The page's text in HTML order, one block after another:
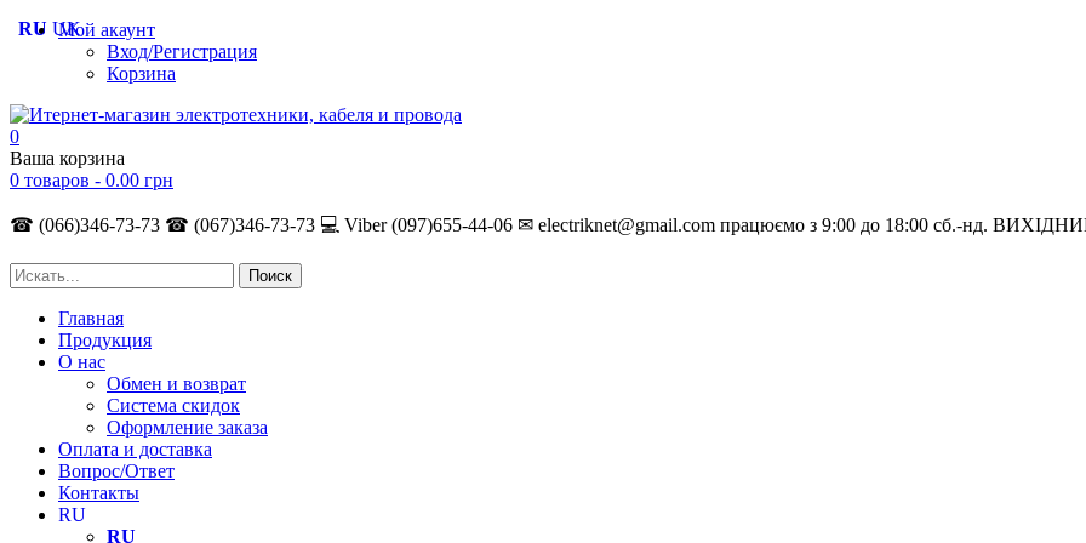
Мой акаунт
Вход/Регистрация
Корзина
0
Ваша корзина
0 товаров - 0.00 грн
☎ (066)346-73-73 ☎ (067)346-73-73 💻 Viber (097)655-44-06 ✉ electriknet@gmail.com працюємо з 9:00 до 18:00 сб.-нд.
Главная
Продукция
О нас
Обмен и возврат
Система скидок
Оформление заказа
Оплата и доставка
Вопрос/Ответ
Контакты
RU
RU
RU UK